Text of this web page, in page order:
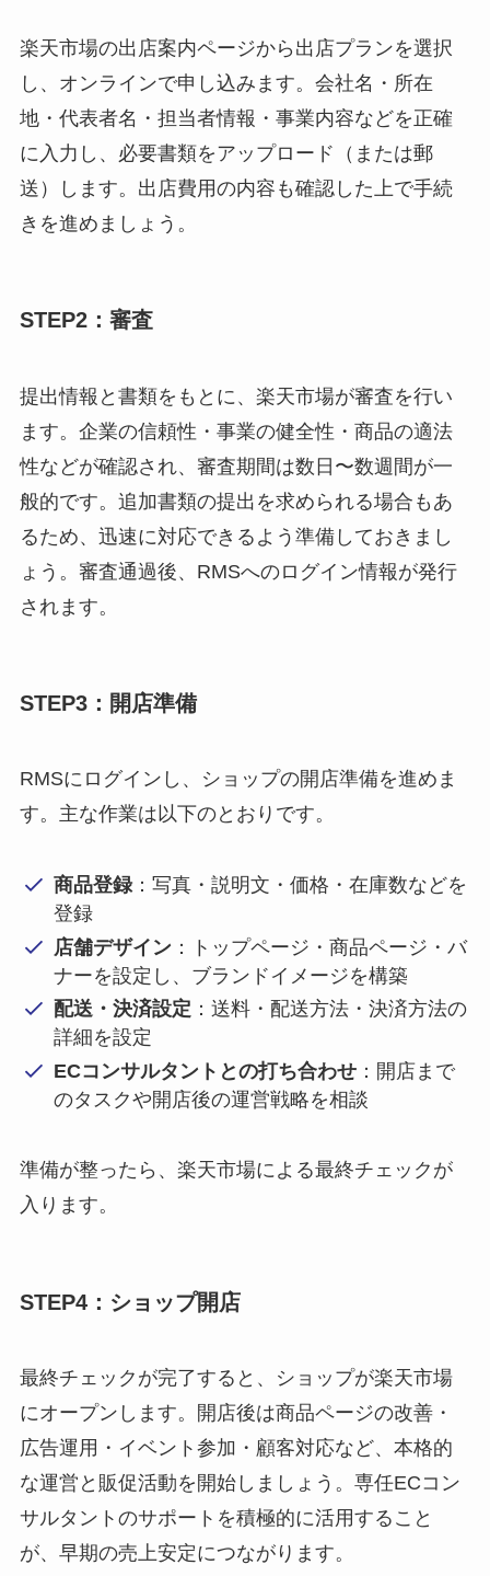
楽天市場の出店案内ページから出店プランを選択
し、オンラインで申し込みます。会社名・所在
地・代表者名・担当者情報・事業内容などを正確
に入力し、必要書類をアップロード（または郵
送）します。出店費用の内容も確認した上で手続
きを進めましょう。
STEP2：審査
提出情報と書類をもとに、楽天市場が審査を行い
ます。企業の信頼性・事業の健全性・商品の適法
性などが確認され、審査期間は数日〜数週間が一
般的です。追加書類の提出を求められる場合もあ
るため、迅速に対応できるよう準備しておきまし
ょう。審査通過後、RMSへのログイン情報が発行
されます。
STEP3：開店準備
RMSにログインし、ショップの開店準備を進めま
す。主な作業は以下のとおりです。
商品登録：写真・説明文・価格・在庫数などを
登録
店舗デザイン ：トップページ・商品ページ・バ
ナーを設定し、ブランドイメージを構築
配送・決済設定 ：送料・配送方法・決済方法の
詳細を設定
ECコンサルタントとの打ち合わせ ：開店まで
のタスクや開店後の運営戦略を相談
準備が整ったら、楽天市場による最終チェックが
入ります。
STEP4：ショップ開店
最終チェックが完了すると、ショップが楽天市場
にオープンします。開店後は商品ページの改善・
広告運用・イベント参加・顧客対応など、本格的
な運営と販促活動を開始しましょう。専任ECコン
サルタントのサポートを積極的に活用すること
が、早期の売上安定につながります。